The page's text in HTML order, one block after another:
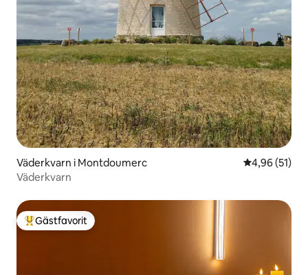
Väderkvarn i Montdoumerc 4,96 av 5 i
4,96 (51)
Väderkvarn
Populär gästfavorit
Gästfavorit